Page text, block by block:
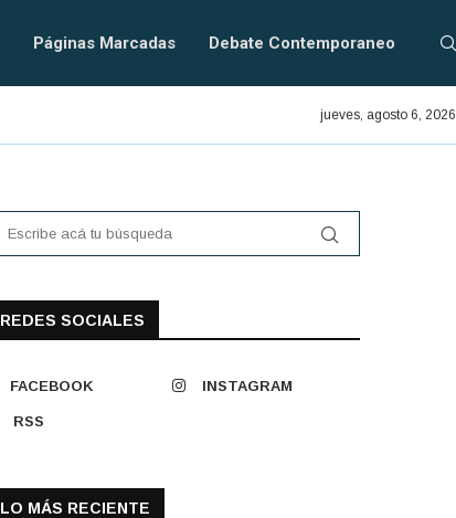
Páginas Marcadas Debate Contemporaneo
En defensa del PRAIS.
jueves, agosto 6, 2026
REDES SOCIALES
FACEBOOK INSTAGRAM
RSS
LO MÁS RECIENTE